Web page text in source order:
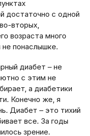
достаточно с одной
вторых,
возраста много
понаслышке.
диабет – не
с этим не
а диабетики
Конечно же, я
Диабет – это тихий
все. За годы
зрение.